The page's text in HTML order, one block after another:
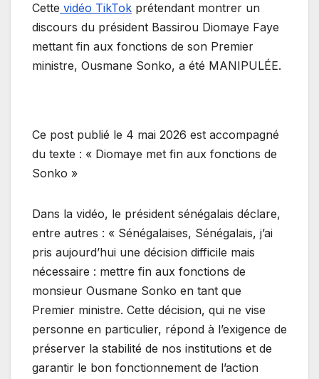
Cette vidéo TikTok prétendant montrer un
discours du président Bassirou Diomaye Faye
mettant fin aux fonctions de son Premier
ministre, Ousmane Sonko, a été MANIPULÉE.
Ce post publié le 4 mai 2026 est accompagné
du texte : « Diomaye met fin aux fonctions de
Sonko »
Dans la vidéo, le président sénégalais déclare,
entre autres : « Sénégalaises, Sénégalais, j’ai
pris aujourd’hui une décision difficile mais
nécessaire : mettre fin aux fonctions de
monsieur Ousmane Sonko en tant que
Premier ministre. Cette décision, qui ne vise
personne en particulier, répond à l’exigence de
préserver la stabilité de nos institutions et de
garantir le bon fonctionnement de l’action